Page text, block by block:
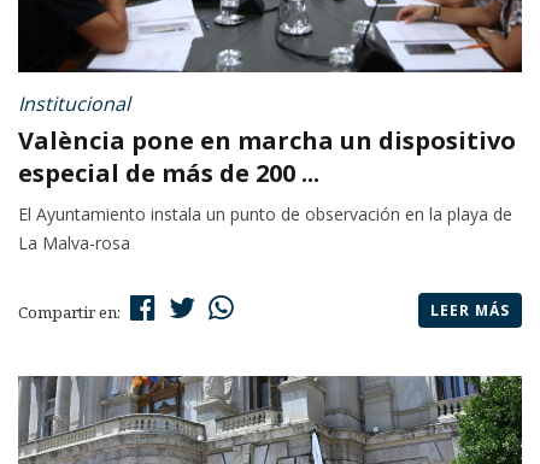
Institucional
València pone en marcha un dispositivo
especial de más de 200 ...
El Ayuntamiento instala un punto de observación en la playa de
La Malva-rosa
Compartir en: LEER MÁS